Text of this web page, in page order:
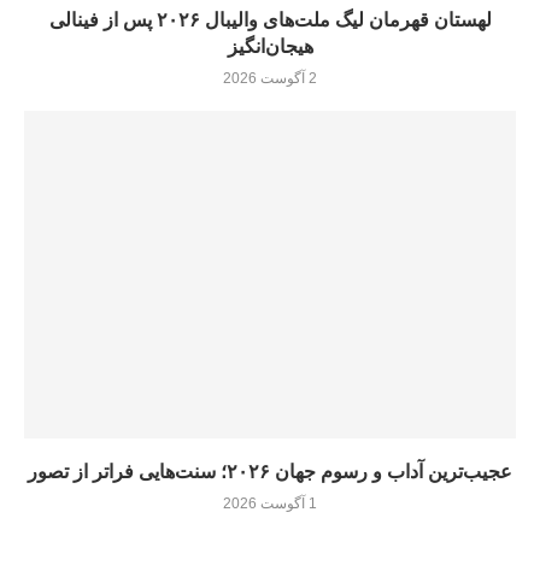
لهستان قهرمان لیگ ملت‌های والیبال ۲۰۲۶ پس از فینالی
هیجان‌انگیز
2 آگوست 2026
عجیب‌ترین آداب و رسوم جهان ۲۰۲۶؛ سنت‌هایی فراتر از تصور
1 آگوست 2026